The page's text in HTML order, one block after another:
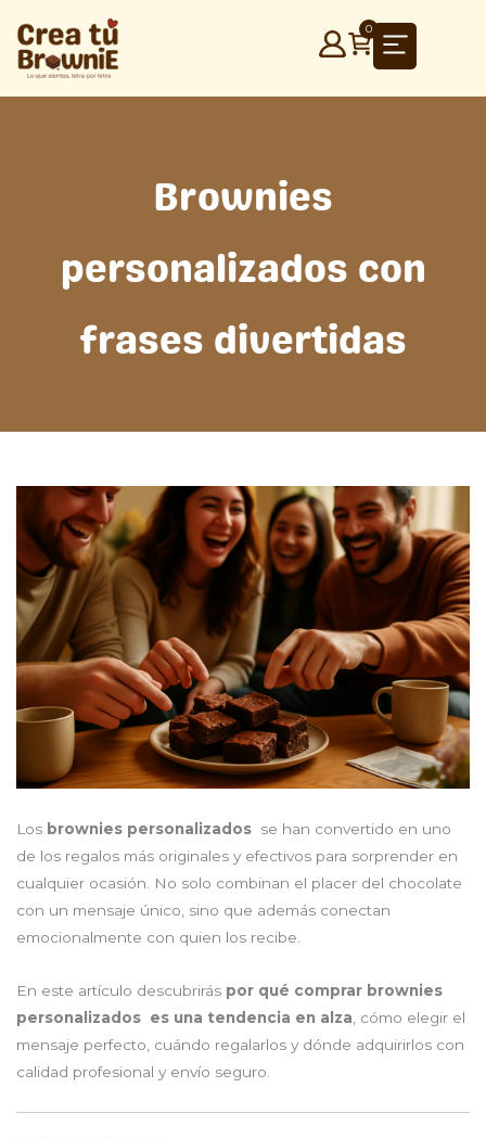
contenido
0
Brownies
personalizados con
frases divertidas
Los brownies personalizados se han convertido en uno
de los regalos más originales y efectivos para sorprender en
cualquier ocasión. No solo combinan el placer del chocolate
con un mensaje único, sino que además conectan
emocionalmente con quien los recibe.
En este artículo descubrirás por qué comprar brownies
personalizados es una tendencia en alza , cómo elegir el
mensaje perfecto, cuándo regalarlos y dónde adquirirlos con
calidad profesional y envío seguro.